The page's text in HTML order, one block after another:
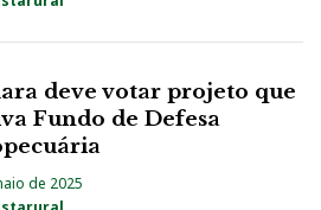
deve votar projeto que
Fundo de Defesa
de 2025